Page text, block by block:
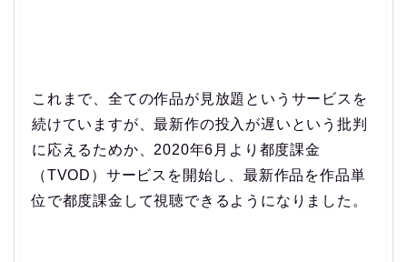
これまで、全ての作品が見放題というサービスを
続けていますが、最新作の投入が遅いという批判
に応えるためか、2020年6月より都度課金
（TVOD）サービスを開始し、最新作品を作品単
位で都度課金して視聴できるようになりました。